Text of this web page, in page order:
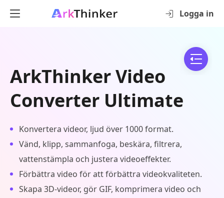
Logga in
ArkThinker Video
Converter Ultimate
Konvertera videor, ljud över 1000 format.
Vänd, klipp, sammanfoga, beskära, filtrera,
vattenstämpla och justera videoeffekter.
Förbättra video för att förbättra videokvaliteten.
Skapa 3D-videor, gör GIF, komprimera video och